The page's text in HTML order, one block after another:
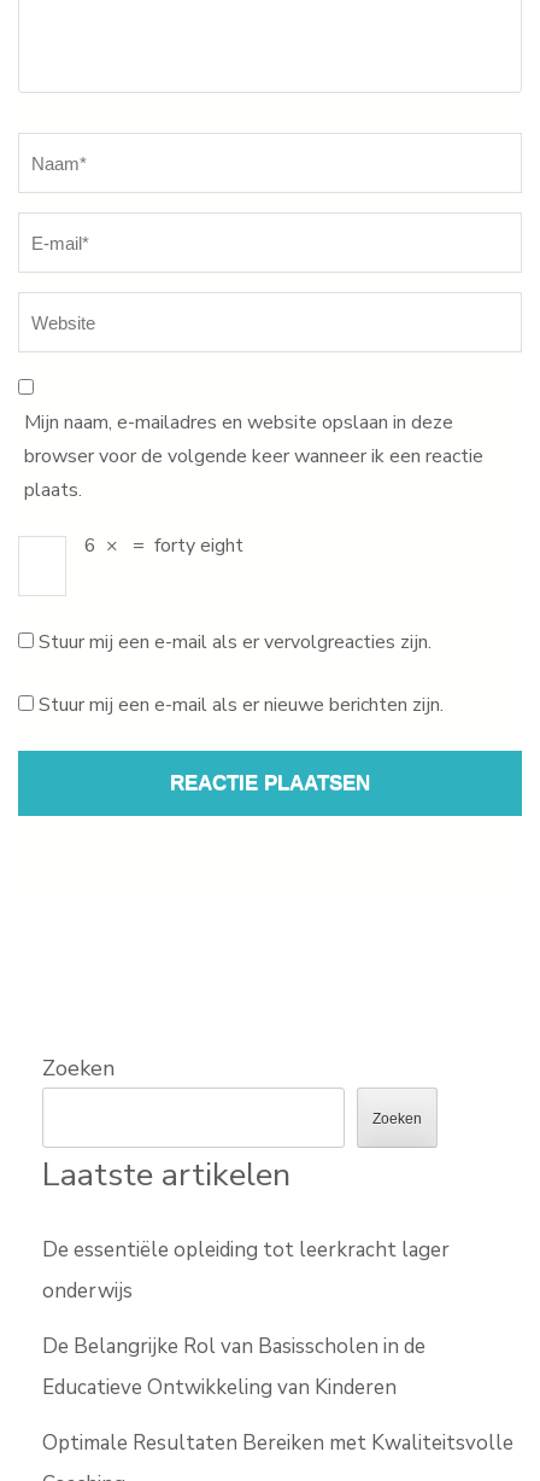
Mijn naam, e-mailadres en website opslaan in deze
browser voor de volgende keer wanneer ik een reactie
plaats.
6 × = forty eight
Stuur mij een e-mail als er vervolgreacties zijn.
Stuur mij een e-mail als er nieuwe berichten zijn.
Zoeken
Zoeken
Laatste artikelen
De essentiële opleiding tot leerkracht lager
onderwijs
De Belangrijke Rol van Basisscholen in de
Educatieve Ontwikkeling van Kinderen
Optimale Resultaten Bereiken met Kwaliteitsvolle